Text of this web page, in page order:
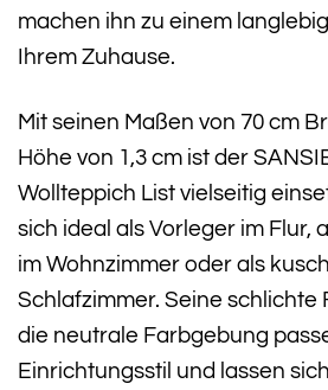
machen ihn zu einem
Ihrem Zuhause.
Mit seinen Maßen von 70 cm
Höhe von 1,3 cm ist der
Wollteppich List vielseitig
sich ideal als Vorleger im Flur,
im Wohnzimmer oder als
Schlafzimmer. Seine schlichte
die neutrale Farbgebung
Einrichtungsstil und lassen